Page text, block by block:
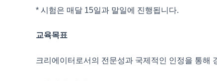
* 시험은 매달 15일과 말일에 진행됩니다.
교육목표
크리에이터로서의 전문성과 국제적인 인정을 통해